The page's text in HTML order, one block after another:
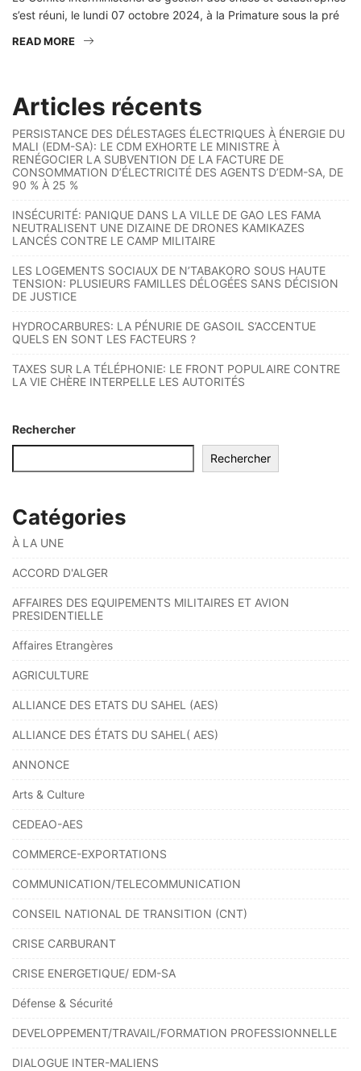
s’est réuni, le lundi 07 octobre 2024, à la Primature sous la pré
READ MORE
Articles récents
PERSISTANCE DES DÉLESTAGES ÉLECTRIQUES À ÉNERGIE DU
MALI (EDM-SA): LE CDM EXHORTE LE MINISTRE À
RENÉGOCIER LA SUBVENTION DE LA FACTURE DE
CONSOMMATION D’ÉLECTRICITÉ DES AGENTS D’EDM-SA, DE
90 % À 25 %
INSÉCURITÉ: PANIQUE DANS LA VILLE DE GAO LES FAMA
NEUTRALISENT UNE DIZAINE DE DRONES KAMIKAZES
LANCÉS CONTRE LE CAMP MILITAIRE
LES LOGEMENTS SOCIAUX DE N’TABAKORO SOUS HAUTE
TENSION: PLUSIEURS FAMILLES DÉLOGÉES SANS DÉCISION
DE JUSTICE
HYDROCARBURES: LA PÉNURIE DE GASOIL S’ACCENTUE
QUELS EN SONT LES FACTEURS ?
TAXES SUR LA TÉLÉPHONIE: LE FRONT POPULAIRE CONTRE
LA VIE CHÈRE INTERPELLE LES AUTORITÉS
Rechercher
Rechercher
Catégories
À LA UNE
ACCORD D'ALGER
AFFAIRES DES EQUIPEMENTS MILITAIRES ET AVION
PRESIDENTIELLE
Affaires Etrangères
AGRICULTURE
ALLIANCE DES ETATS DU SAHEL (AES)
ALLIANCE DES ÉTATS DU SAHEL( AES)
ANNONCE
Arts & Culture
CEDEAO-AES
COMMERCE-EXPORTATIONS
COMMUNICATION/TELECOMMUNICATION
CONSEIL NATIONAL DE TRANSITION (CNT)
CRISE CARBURANT
CRISE ENERGETIQUE/ EDM-SA
Défense & Sécurité
DEVELOPPEMENT/TRAVAIL/FORMATION PROFESSIONNELLE
DIALOGUE INTER-MALIENS